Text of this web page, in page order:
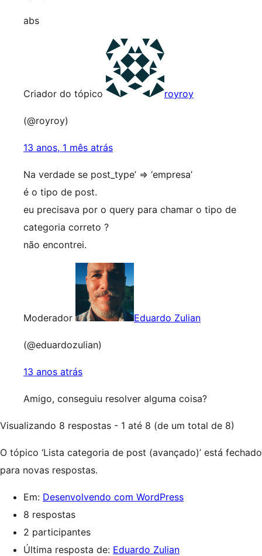
abs
Criador do tópico royroy
(@royroy)
13 anos, 1 mês atrás
Na verdade se post_type’ => ‘empresa’
é o tipo de post.
eu precisava por o query para chamar o tipo de
categoria correto ?
não encontrei.
Moderador Eduardo Zulian
(@eduardozulian)
13 anos atrás
Amigo, conseguiu resolver alguma coisa?
Visualizando 8 respostas - 1 até 8 (de um total de 8)
O tópico ‘Lista categoria de post (avançado)’ está fechado
para novas respostas.
Em: Desenvolvendo com WordPress
8 respostas
2 participantes
Última resposta de: Eduardo Zulian